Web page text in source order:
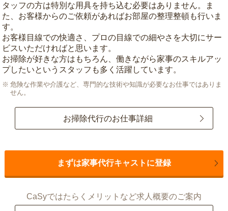
タッフの方は特別な用具を持ち込む必要はありません。ま
た、お客様からのご依頼があればお部屋の整理整頓も行いま
す。
お客様目線での快適さ、プロの目線での細やさを大切にサー
ビスいただければと思います。
お掃除が好きな方はもちろん、働きながら家事のスキルアッ
プしたいというスタッフも多く活躍しています。
危険な作業や介護など、専門的な技術や知識が必要なお仕事ではありま
せん。
お掃除代行のお仕事詳細
まずは家事代行キャストに登録
CaSyではたらくメリットなど求人概要のご案内